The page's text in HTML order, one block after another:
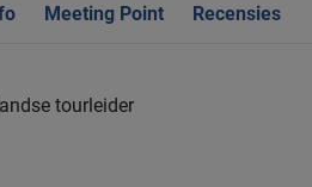
Meeting Point Recensies
tourleider